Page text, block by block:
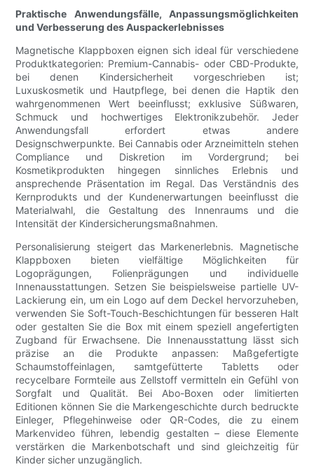
Praktische Anwendungsfälle, Anpassungsmöglichkeiten
und Verbesserung des Auspackerlebnisses
Magnetische Klappboxen eignen sich ideal für verschiedene
Produktkategorien: Premium-Cannabis- oder CBD-Produkte,
bei denen Kindersicherheit vorgeschrieben ist;
Luxuskosmetik und Hautpflege, bei denen die Haptik den
wahrgenommenen Wert beeinflusst; exklusive Süßwaren,
Schmuck und hochwertiges Elektronikzubehör. Jeder
Anwendungsfall erfordert etwas andere
Designschwerpunkte. Bei Cannabis oder Arzneimitteln stehen
Compliance und Diskretion im Vordergrund; bei
Kosmetikprodukten hingegen sinnliches Erlebnis und
ansprechende Präsentation im Regal. Das Verständnis des
Kernprodukts und der Kundenerwartungen beeinflusst die
Materialwahl, die Gestaltung des Innenraums und die
Intensität der Kindersicherungsmaßnahmen.
Personalisierung steigert das Markenerlebnis. Magnetische
Klappboxen bieten vielfältige Möglichkeiten für
Logoprägungen, Folienprägungen und individuelle
Innenausstattungen. Setzen Sie beispielsweise partielle UV-
Lackierung ein, um ein Logo auf dem Deckel hervorzuheben,
verwenden Sie Soft-Touch-Beschichtungen für besseren Halt
oder gestalten Sie die Box mit einem speziell angefertigten
Zugband für Erwachsene. Die Innenausstattung lässt sich
präzise an die Produkte anpassen: Maßgefertigte
Schaumstoffeinlagen, samtgefütterte Tabletts oder
recycelbare Formteile aus Zellstoff vermitteln ein Gefühl von
Sorgfalt und Qualität. Bei Abo-Boxen oder limitierten
Editionen können Sie die Markengeschichte durch bedruckte
Einleger, Pflegehinweise oder QR-Codes, die zu einem
Markenvideo führen, lebendig gestalten – diese Elemente
verstärken die Markenbotschaft und sind gleichzeitig für
Kinder sicher unzugänglich.